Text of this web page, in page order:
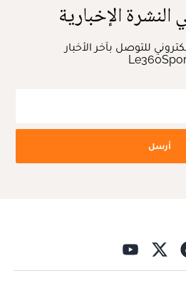
النشرة الإخبارية
للتوصل بآخر الأخبار
أرسل